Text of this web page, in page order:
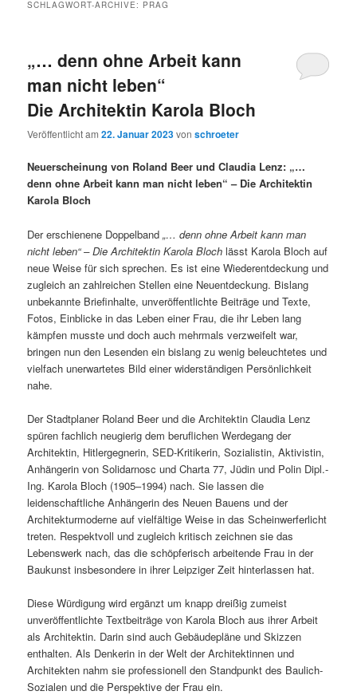
SCHLAGWORT-ARCHIVE: PRAG
„… denn ohne Arbeit kann
man nicht leben“
Die Architektin Karola Bloch
Veröffentlicht am22. Januar 2023vonschroeter
Neuerscheinung von Roland Beer und Claudia Lenz: „…
denn ohne Arbeit kann man nicht leben“ – Die Architektin
Karola Bloch
Der erschienene Doppelband „… denn ohne Arbeit kann man
nicht leben“ – Die Architektin Karola Bloch lässt Karola Bloch auf
neue Weise für sich sprechen. Es ist eine Wiederentdeckung und
zugleich an zahlreichen Stellen eine Neuentdeckung. Bislang
unbekannte Briefinhalte, unveröffentlichte Beiträge und Texte,
Fotos, Einblicke in das Leben einer Frau, die ihr Leben lang
kämpfen musste und doch auch mehrmals verzweifelt war,
bringen nun den Lesenden ein bislang zu wenig beleuchtetes und
vielfach unerwartetes Bild einer widerständigen Persönlichkeit
nahe.
Der Stadtplaner Roland Beer und die Architektin Claudia Lenz
spüren fachlich neugierig dem beruflichen Werdegang der
Architektin, Hitlergegnerin, SED-Kritikerin, Sozialistin, Aktivistin,
Anhängerin von Solidarnosc und Charta 77, Jüdin und Polin Dipl.-
Ing. Karola Bloch (1905–1994) nach. Sie lassen die
leidenschaftliche Anhängerin des Neuen Bauens und der
Architekturmoderne auf vielfältige Weise in das Scheinwerferlicht
treten. Respektvoll und zugleich kritisch zeichnen sie das
Lebenswerk nach, das die schöpferisch arbeitende Frau in der
Baukunst insbesondere in ihrer Leipziger Zeit hinterlassen hat.
Diese Würdigung wird ergänzt um knapp dreißig zumeist
unveröffentlichte Textbeiträge von Karola Bloch aus ihrer Arbeit
als Architektin. Darin sind auch Gebäudepläne und Skizzen
enthalten. Als Denkerin in der Welt der Architektinnen und
Architekten nahm sie professionell den Standpunkt des Baulich-
Sozialen und die Perspektive der Frau ein.